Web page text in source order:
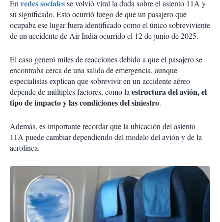
En redes socialesse volvió viral la duda sobre el asiento 11A y
su significado. Esto ocurrió luego de que un pasajero que
ocupaba ese lugar fuera identificado como el único sobreviviente
de un accidente de Air India ocurrido el 12 de junio de 2025.
El caso generó miles de reacciones debido a que el pasajero se
encontraba cerca de una salida de emergencia, aunque
especialistas explican que sobrevivir en un accidente aéreo
depende de múltiples factores, como la estructura del avión, el
tipo de impacto y las condiciones del siniestro.
Además, es importante recordar que la ubicación del asiento
11A puede cambiar dependiendo del modelo del avión y de la
aerolínea.